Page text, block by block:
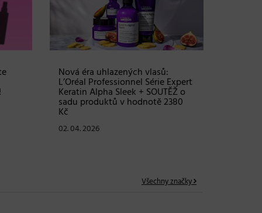
Nová éra uhlazených vlasů:
L’Oréal Professionnel Série Expert
Keratin Alpha Sleek + SOUTĚŽ o
sadu produktů v hodnotě 2380
Kč
02. 04. 2026
Všechny značky